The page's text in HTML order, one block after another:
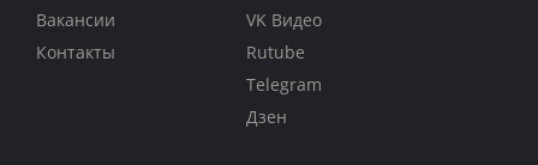
Вакансии
Контакты
VK Видео
Rutube
Telegram
Дзен